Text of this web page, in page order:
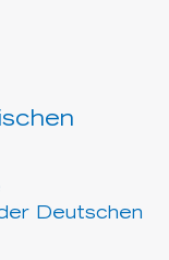
Deutschen